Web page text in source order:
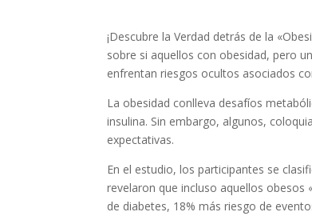
¡Descubre la Verdad detrás de la
sobre si aquellos con obesidad, pero
enfrentan riesgos ocultos asociados
La obesidad conlleva desafíos
insulina. Sin embargo, algunos,
expectativas.
En el estudio, los participantes se
revelaron que incluso aquellos obesos
de diabetes, 18% más riesgo de